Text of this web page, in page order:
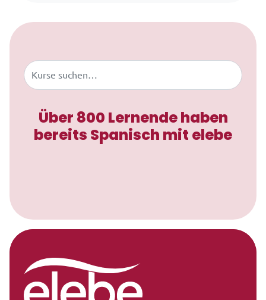
Zum Inhalt springen
Buscar
Über 800 Lernende haben
bereits Spanisch mit elebe